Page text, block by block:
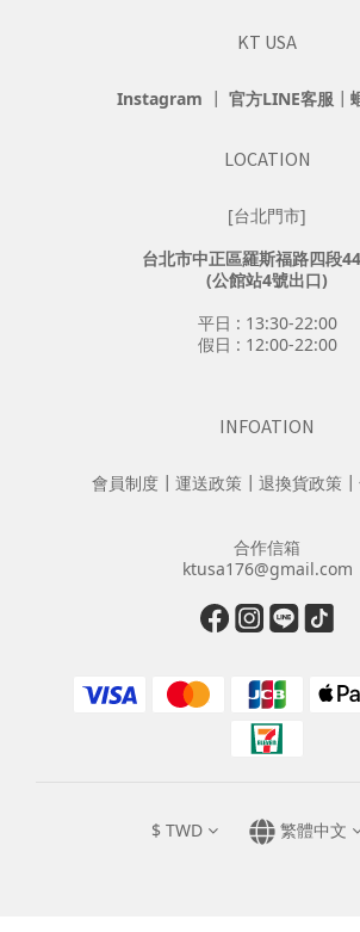
KT USA
Instagram ┃ 官方LINE客服 ┃
LOCATION
[台北門市]
台北市中正區羅斯福路四段
(公館站4號出口)
平日 : 13:30-22:00
假日 : 12:00-22:00
INFOATION
會員制度 ┃ 運送政策 ┃ 退換貨政策 ┃
合作信箱
ktusa176@gmail.com
$ TWD 繁體中文